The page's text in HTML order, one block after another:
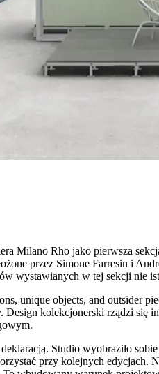
Milano Rho jako pierwsza
przez Simone Farresin i
wystawianych w tej sekcji nie
unique objects, and
kolekcjonerski rządzi się
Studio wyobraziło
przy kolejnych edycjach.